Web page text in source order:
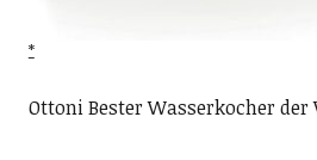
Ottoni Bester Wasserkocher der